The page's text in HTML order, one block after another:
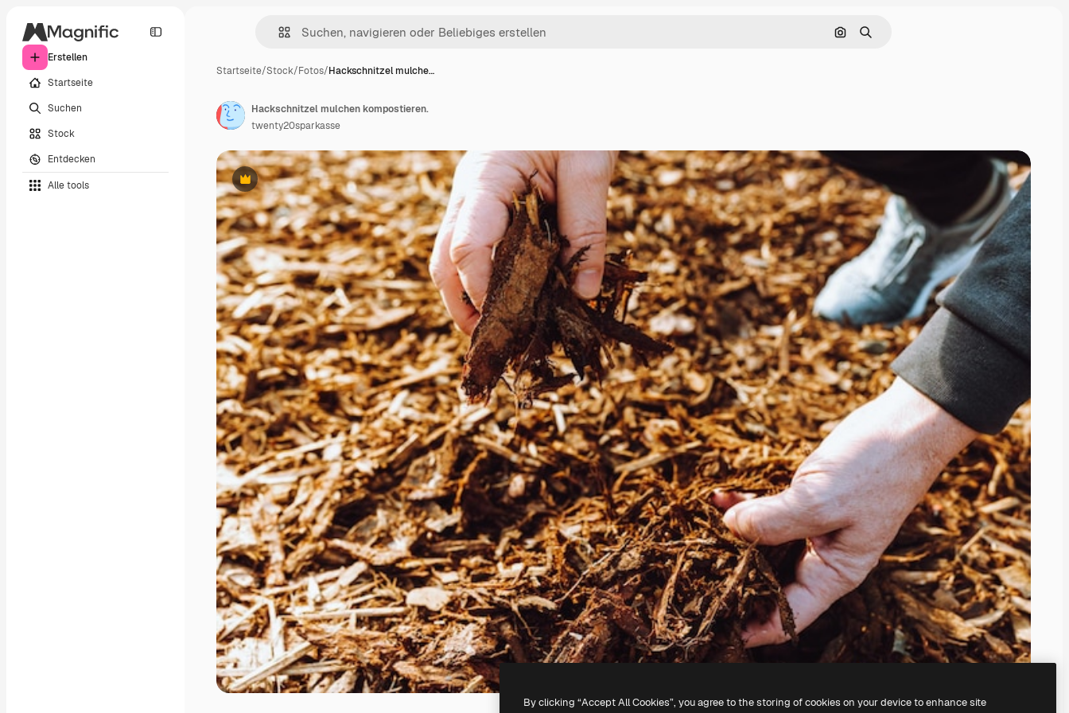
Erstellen
Startseite
Suchen
Stock
Entdecken
Alle tools
Nach Bild suchen
Suchen
Startseite/Stock/Fotos/Hackschnitzel mulche…
Premium
Hackschnitzel mulchen kompostieren.
twenty20sparkasse
By clicking “Accept All Cookies”, you agree to the storing of cookies on your device to enhance site